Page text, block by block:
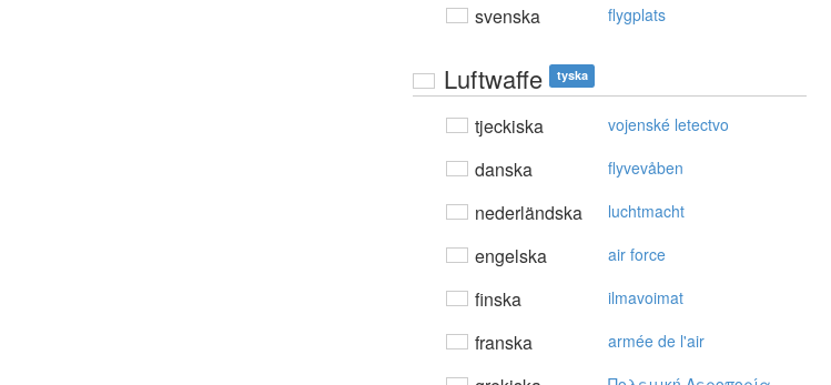
svenska flygplats
Luftwaffe tyska
tjeckiska vojenské letectvo
danska flyvevåben
nederländska luchtmacht
engelska air force
finska ilmavoimat
franska armée de l'air